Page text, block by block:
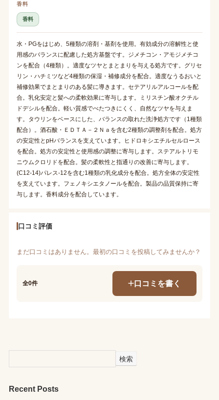
香料
香料
水・PGをはじめ、5種類の溶剤・基剤を使用。有効成分の溶解性と使
用感のバランスに配慮した処方基盤です。ジメチコン・アモジメチコ
ンを配合（4種類）。適度なツヤとまとまりを与える処方です。グリセ
リン・ハチミツなど4種類の保湿・補修成分を配合。適度なうるおいと
補修効果でまとまりのある髪に導きます。セテアリルアルコールを配
合。乳化安定と髪への柔軟効果に寄与します。ミリスチン酸オクチル
ドデシルを配合。軽い質感でべたつきにくく、自然なツヤを与えま
す。タウリンをベースにした、バランスの取れた洗浄処方です（1種類
配合）。酒石酸・ＥＤＴＡ－２Ｎａを含む2種類の調整剤を配合。処方
の安定性とpHバランスを支えています。ヒドロキシエチルセルロース
を配合。処方の安定性と使用感の調整に寄与します。ステアルトリモ
ニウムクロリドを配合。髪の柔軟性と指通りの改善に寄与します。
(C12-14)パレス-12を含む1種類の乳化成分を配合。処方全体の安定性
を支えています。フェノキシエタノールを配合。製品の品質保持に寄
与します。香料成分を配合しています。
口コミ評価
まだ口コミはありません。最初の口コミを投稿してみませんか？
全0件 口コミを書く
検索
Recent Posts